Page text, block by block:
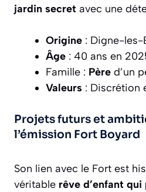
jardin secret avec une
Origine : Digne-les-
Âge : 40 ans en
Famille : Père d’un
Valeurs : Discrétion
Projets futurs et
l’émission Fort Boyard
Son lien avec le Fort est
véritable rêve d’enfant